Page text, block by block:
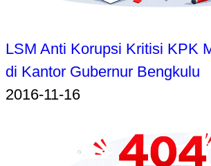
LSM Anti Korupsi Kritisi KPK
di Kantor Gubernur Bengkulu
2016-11-16